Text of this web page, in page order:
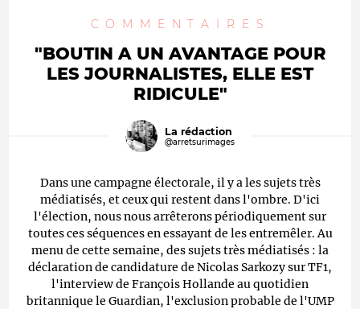
COMMENTAIRES
"BOUTIN A UN AVANTAGE POUR
LES JOURNALISTES, ELLE EST
RIDICULE"
La rédaction
@arretsurimages
Dans une campagne électorale, il y a les sujets très
médiatisés, et ceux qui restent dans l'ombre. D'ici
l'élection, nous nous arrêterons périodiquement sur
toutes ces séquences en essayant de les entremêler. Au
menu de cette semaine, des sujets très médiatisés : la
déclaration de candidature de Nicolas Sarkozy sur TF1,
l'interview de François Hollande au quotidien
britannique le Guardian, l'exclusion probable de l'UMP